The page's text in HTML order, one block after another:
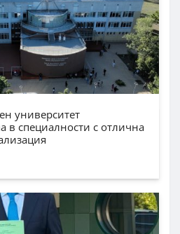
университет
в специалности с отлична